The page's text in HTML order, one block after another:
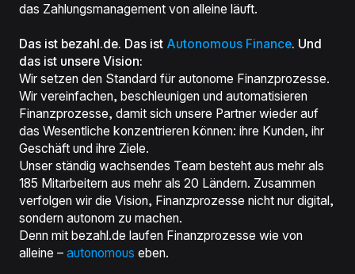
das Zahlungsmanagement von alleine läuft.
Das ist bezahl.de. Das ist Autonomous Finance. Und
das ist unsere Vision:
Wir setzen den Standard für autonome Finanzprozesse.
Wir vereinfachen, beschleunigen und automatisieren
Finanzprozesse, damit sich unsere Partner wieder auf
das Wesentliche konzentrieren können: ihre Kunden, ihr
Geschäft und ihre Ziele.
Unser ständig wachsendes Team besteht aus mehr als
185 Mitarbeitern aus mehr als 20 Ländern. Zusammen
verfolgen wir die Vision, Finanzprozesse nicht nur digital,
sondern autonom zu machen.
Denn mit bezahl.de laufen Finanzprozesse wie von
alleine – autonomous eben.